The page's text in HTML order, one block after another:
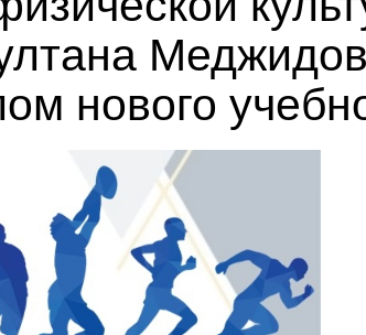
нового